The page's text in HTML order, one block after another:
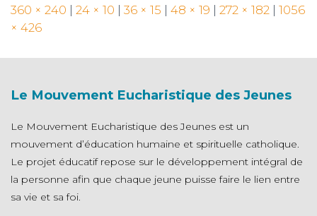
360 × 240 | 24 × 10 | 36 × 15 | 48 × 19 | 272 × 182 | 1056
× 426
Le Mouvement Eucharistique des Jeunes
Le Mouvement Eucharistique des Jeunes est un
mouvement d’éducation humaine et spirituelle catholique.
Le projet éducatif repose sur le développement intégral de
la personne afin que chaque jeune puisse faire le lien entre
sa vie et sa foi.